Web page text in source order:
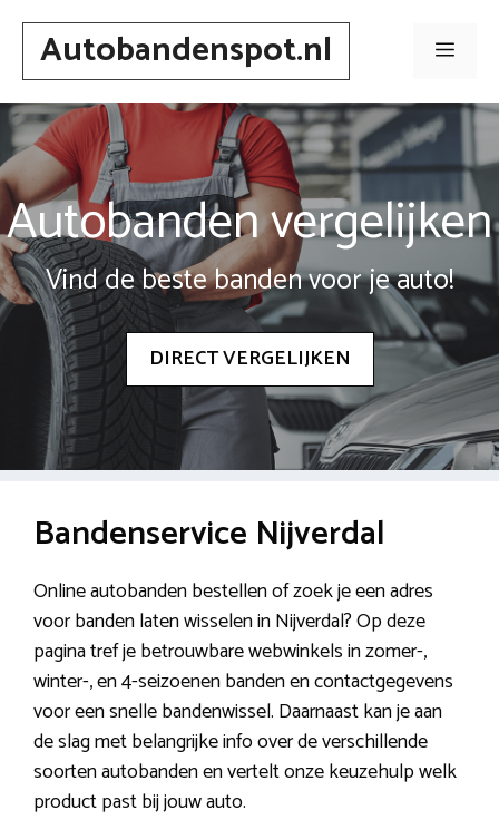
Spring
inhoudAutobandenspot.nl Menu
Autobanden vergelijken
Vind de beste banden voor je auto!
DIRECT VERGELIJKEN
Bandenservice Nijverdal
Online autobanden bestellen of zoek je een adres
voor banden laten wisselen in Nijverdal? Op deze
pagina tref je betrouwbare webwinkels in zomer-,
winter-, en 4-seizoenen banden en contactgegevens
voor een snelle bandenwissel. Daarnaast kan je aan
de slag met belangrijke info over de verschillende
soorten autobanden en vertelt onze keuzehulp welk
product past bij jouw auto.